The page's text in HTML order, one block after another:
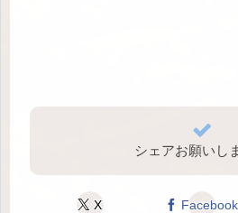
シェアお願いし
X Facebook